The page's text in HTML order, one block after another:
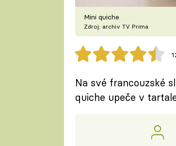
Mini quiche
Zdroj: archiv TV Prima
Na své francouzské
quiche upeče v